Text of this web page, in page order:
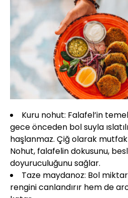
Kuru nohut: Falafel’in
gece önceden bol suyla
haşlanmaz. Çiğ olarak
Nohut, falafelin dokusunu,
doyuruculuğunu sağlar.
Taze maydanoz: Bol
rengini canlandırır hem de